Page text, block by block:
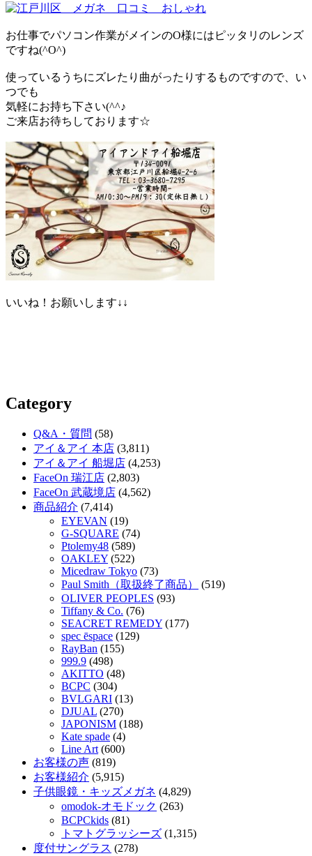
お仕事でパソコン作業がメインのO様にはピッタリのレンズ
ですね(^O^)
使っているうちにズレたり曲がったりするものですので、い
つでも
気軽にお持ち下さい(^^♪
ご来店お待ちしております☆
いいね！お願いします↓↓
Category
Q&A・質問 (58)
アイ＆アイ 本店 (3,811)
アイ＆アイ 船堀店 (4,253)
FaceOn 瑞江店 (2,803)
FaceOn 武蔵境店 (4,562)
商品紹介 (7,414)
EYEVAN (19)
G-SQUARE (74)
Ptolemy48 (589)
OAKLEY (522)
Micedraw Tokyo (73)
Paul Smith（取扱終了商品）
(519)
OLIVER PEOPLES (93)
Tiffany & Co. (76)
SEACRET REMEDY (177)
spec ēspace (129)
RayBan (155)
999.9 (498)
AKITTO (48)
BCPC (304)
BVLGARI (13)
DJUAL (270)
JAPONISM (188)
Kate spade (4)
Line Art (600)
お客様の声 (819)
お客様紹介 (5,915)
子供眼鏡・キッズメガネ (4,829)
omodok-オモドック (263)
BCPCkids (81)
トマトグラッシーズ (1,315)
度付サングラス (278)